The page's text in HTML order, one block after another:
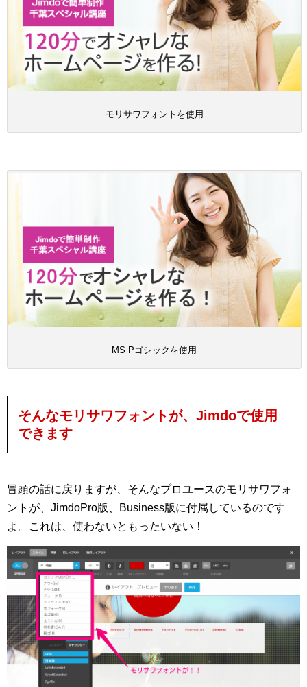
モリサワフォントを使用
MS Pゴシックを使用
そんなモリサワフォントが、Jimdoで使用
できます
冒頭の話に戻りますが、そんなプロユースのモリサワフォ
ントが、JimdoPro版、Business版に付属しているのです
よ。これは、使わないともったいない！